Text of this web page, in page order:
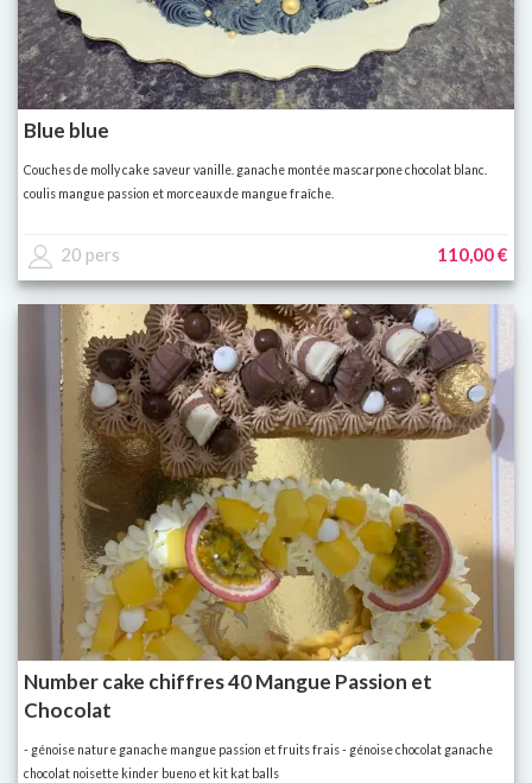
Blue blue
Couches de molly cake saveur vanille. ganache montée mascarpone chocolat blanc.
coulis mangue passion et morceaux de mangue fraîche.
20 pers 110,00 €
Number cake chiffres 40 Mangue Passion et
Chocolat
- génoise nature ganache mangue passion et fruits frais - génoise chocolat ganache
chocolat noisette kinder bueno et kit kat balls